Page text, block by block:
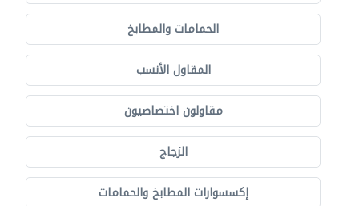
الحمامات والمطابخ
المقاول الأنسب
مقاولون اختصاصيون
الزجاج
إكسسوارات المطابخ والحمامات